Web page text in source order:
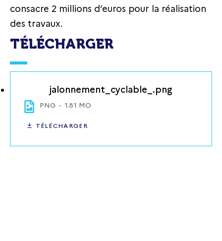
consacre 2 millions d’euros pour la réalisation
des travaux.
TÉLÉCHARGER
jalonnement_cyclable_.png
PNG 1.81 MO
TÉLÉCHARGER